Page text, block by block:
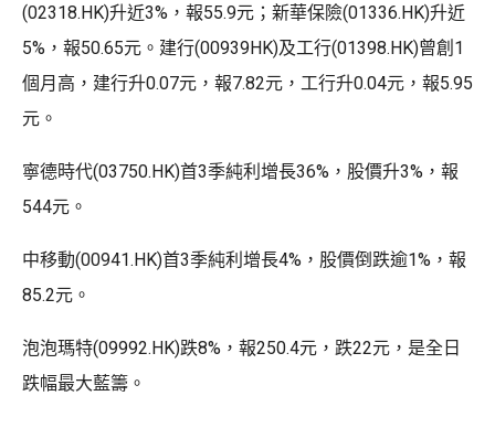
(02318.HK)升近3%，報55.9元；新華保險(01336.HK)升近
5%，報50.65元。建行(00939HK)及工行(01398.HK)曾創1
個月高，建行升0.07元，報7.82元，工行升0.04元，報5.95
元。
寧德時代(03750.HK)首3季純利增長36%，股價升3%，報
544元。
中移動(00941.HK)首3季純利增長4%，股價倒跌逾1%，報
85.2元。
泡泡瑪特(09992.HK)跌8%，報250.4元，跌22元，是全日
跌幅最大藍籌。